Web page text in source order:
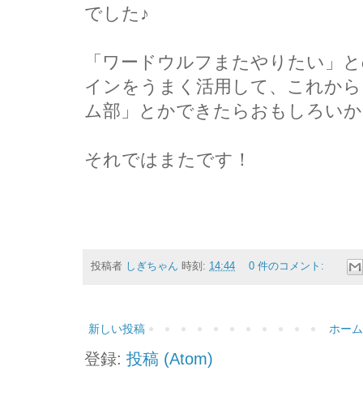
でした♪
「ワードウルフまたやりたい」
インをうまく活用して、これか
ム部」とかできたらおもしろい
それではまたです！
投稿者 しぎちゃん 時刻: 14:44 0 件のコメント:
新しい投稿 ホーム
登録: 投稿 (Atom)